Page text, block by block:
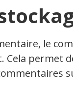
le
Cela permet